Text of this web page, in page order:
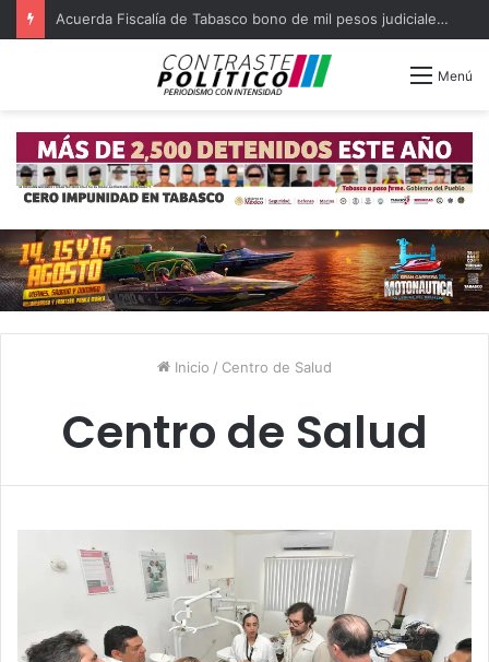
Acuerda Fiscalía de Tabasco bono de mil pesos judiciales quejosos
Menú
Inicio / Centro de Salud
Centro de Salud